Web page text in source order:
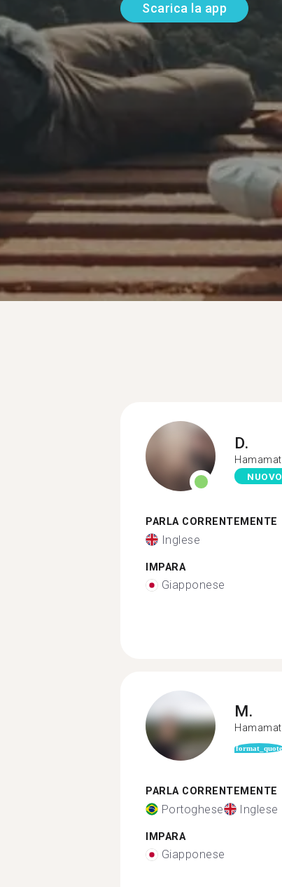
Scarica la app
D.
NUOVO
PARLA CORRENTEMENTE
Inglese
IMPARA
Giapponese
M.
format_quote
PARLA CORRENTEMENTE
Portoghese Inglese
IMPARA
Giapponese